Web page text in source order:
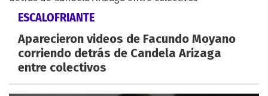
ESCALOFRIANTE
Aparecieron videos de Facundo Moyano
corriendo detrás de Candela Arizaga
entre colectivos